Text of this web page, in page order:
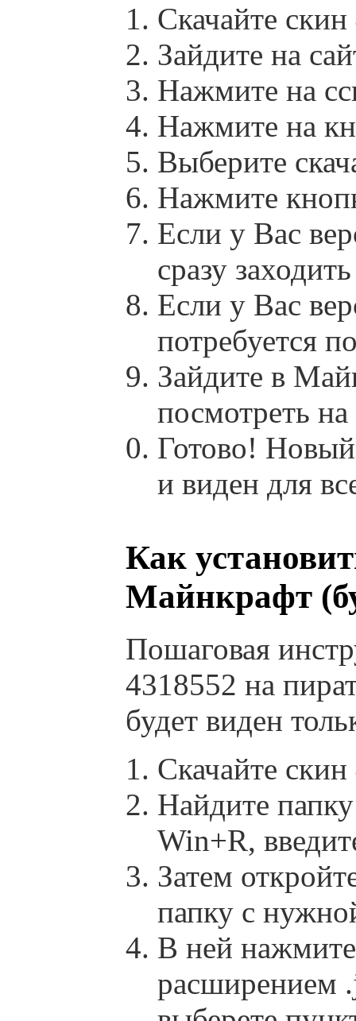
Скачайте
Зайдите на
Нажмите на
Нажмите на
Выберите
Нажмите
Если у Вас
сразу
Если у Вас
потребуется
Зайдите в
посмотреть
Готово!
и виден для
Как
Майнкрафт
Пошаговая
4318552 на
будет виден
Скачайте
Найдите
Win+R,
Затем
папку с
В ней
расширением